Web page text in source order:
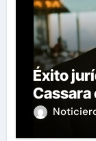
Éxito
Cassara